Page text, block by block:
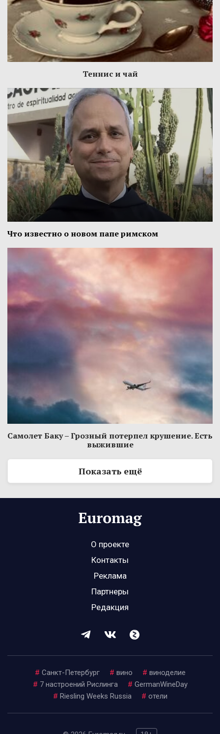
Теннис и чай
Что известно о новом папе римском
Самолет Баку – Грозный потерпел крушение. Есть
выжившие
Показать ещё
О проекте
Контакты
Реклама
Партнеры
Редакция
# Санкт-Петербург # вино # виноделие
# 7 настроений Рислинга # GermanWineDay
# Riesling Weeks Russia # отели